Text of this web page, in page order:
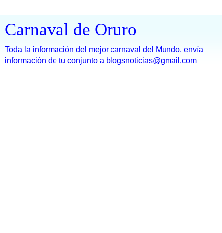
Carnaval de Oruro
Toda la información del mejor carnaval del Mundo, envía
información de tu conjunto a blogsnoticias@gmail.com